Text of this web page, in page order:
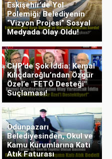
Eskişehir’de Yol
Polemiği: Belediyenin
“Vizyon Projesi” Sosyal
Medyada Olay Oldu!
CHP’de Şok İddia: Kemal
Kılıçdaroğlu’ndan Özgür
Özel’e "FETÖ Desteği"
Suçlaması!
Odunpazarı
Belediyesinden, Okul ve
Kamu Kurumlarına Katı
Atık Faturası